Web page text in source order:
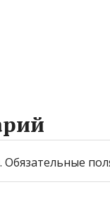
Обязательные